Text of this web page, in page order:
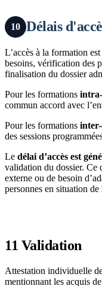
10 Délais
L’accès à la formation
besoins, vérification des
finalisation du dossier
Pour les formations
commun accord avec
Pour les formations
des sessions
Le délai d’accès est
validation du dossier. Ce
externe ou de besoin
personnes en situation de
11 Validation
Attestation individuelle
mentionnant les acquis